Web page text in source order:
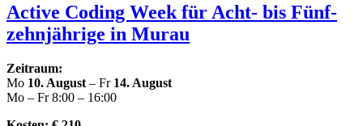
Active Coding Week für Acht- bis Fünf­
zehn­jäh­ri­ge in Murau
Zeitraum:
Mo 10. August – Fr 14. August
Mo – Fr 8:00 – 16:00